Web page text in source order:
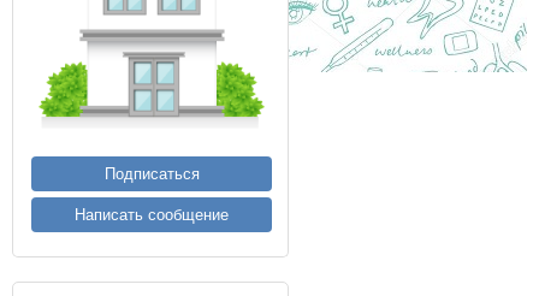
Подписаться
Написать сообщение